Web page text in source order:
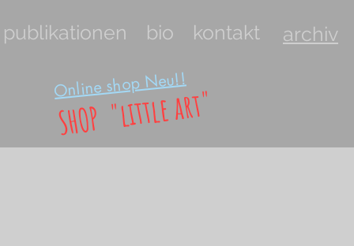
publikationen bio kontakt archiv
SHOP "little art"
Online shop Neu!!